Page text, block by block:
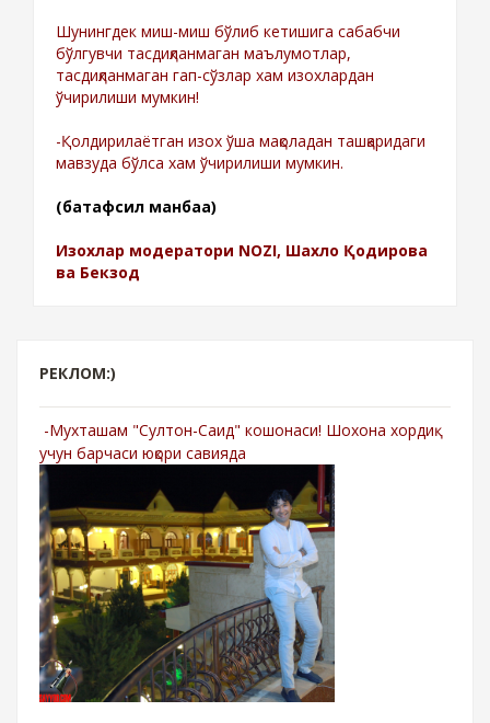
Шунингдек миш-миш бўлиб кетишига сабабчи
бўлгувчи тасдиқланмаган маълумотлар,
тасдиқланмаган гап-сўзлар хам изохлардан
ўчирилиши мумкин!
-Қолдирилаётган изох ўша мақоладан ташқаридаги
мавзуда бўлса хам ўчирилиши мумкин.
(батафсил манбаа)
Изохлар модератори NOZI, Шахло Қодирова
ва Бекзод
РЕКЛОМ:)
-Мухташам "Султон-Саид" кошонаси! Шохона хордиқ
учун барчаси юқори савияда